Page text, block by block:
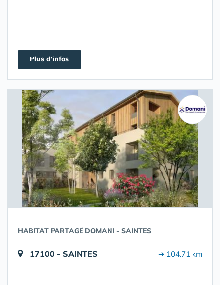
Plus d'infos
HABITAT PARTAGÉ DOMANI - SAINTES
17100 - SAINTES ➔ 104.71 km